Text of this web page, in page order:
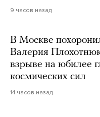
9 часов назад
В Москве
Валерия
взрыве на юбилее
космических сил
14 часов назад